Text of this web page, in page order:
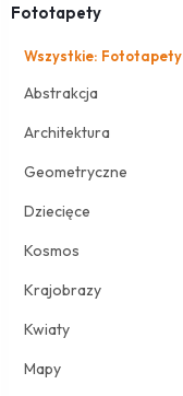
Fototapety
Wszystkie: Fototapety
Abstrakcja
Architektura
Geometryczne
Dziecięce
Kosmos
Krajobrazy
Kwiaty
Mapy